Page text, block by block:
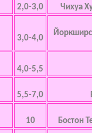
2,0-3,0 Чихуа
3,0-4,0
4,0-5,5
5,5-7,0
10 Бостон